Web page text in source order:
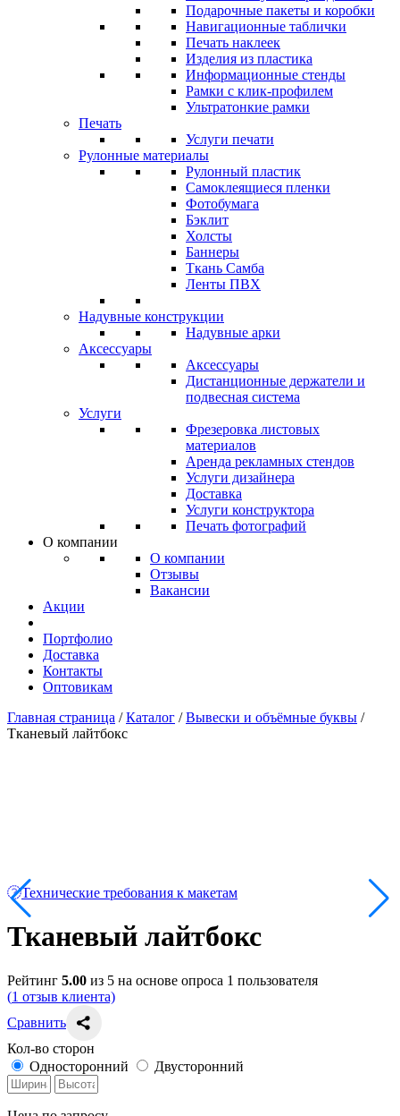
Подарочные пакеты и коробки
Навигационные таблички
Печать наклеек
Изделия из пластика
Информационные стенды
Рамки с клик-профилем
Ультратонкие рамки
Печать
Услуги печати
Рулонные материалы
Рулонный пластик
Самоклеящиеся пленки
Фотобумага
Бэклит
Холсты
Баннеры
Ткань Самба
Ленты ПВХ
Надувные конструкции
Надувные арки
Аксессуары
Аксессуары
Дистанционные держатели и
подвесная система
Услуги
Фрезеровка листовых
материалов
Аренда рекламных стендов
Услуги дизайнера
Доставка
Услуги конструктора
Печать фотографий
О компании
О компании
Отзывы
Вакансии
Акции
Портфолио
Доставка
Контакты
Оптовикам
Главная страница /Каталог /Вывески и объёмные буквы /
Тканевый лайтбокс
Технические требования к макетам
Тканевый лайтбокс
Рейтинг 5.00 из 5 на основе опроса 1 пользователя
(1 отзыв клиента)
Сравнить
Кол-во сторон
Односторонний
Двусторонний